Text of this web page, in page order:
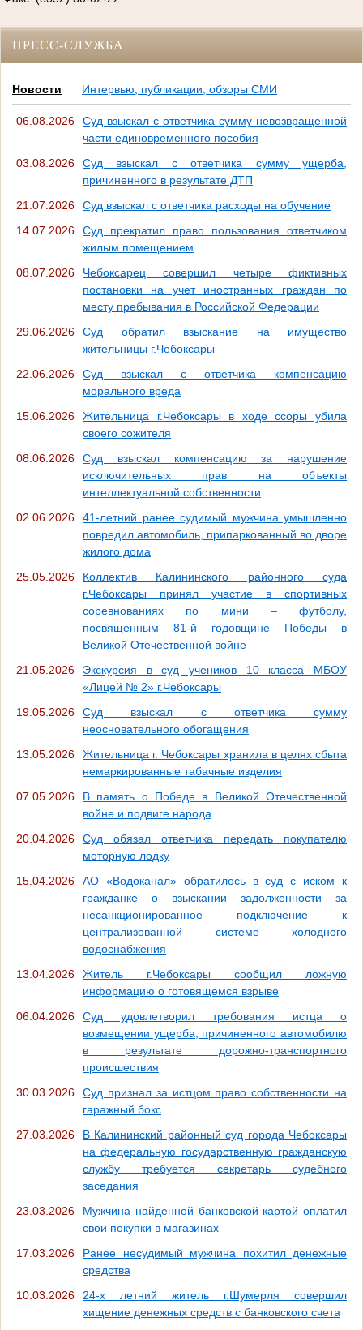
ПРЕСС-СЛУЖБА
Новости Интервью, публикации, обзоры СМИ
06.08.2026
Суд взыскал с ответчика сумму невозвращенной
части единовременного пособия
03.08.2026
Суд взыскал с ответчика сумму ущерба,
причиненного в результате ДТП
21.07.2026
Суд взыскал с ответчика расходы на обучение
14.07.2026
Суд прекратил право пользования ответчиком
жилым помещением
08.07.2026
Чебоксарец совершил четыре фиктивных
постановки на учет иностранных граждан по
месту пребывания в Российской Федерации
29.06.2026
Суд обратил взыскание на имущество
жительницы г.Чебоксары
22.06.2026
Суд взыскал с ответчика компенсацию
морального вреда
15.06.2026
Жительница г.Чебоксары в ходе ссоры убила
своего сожителя
08.06.2026
Суд взыскал компенсацию за нарушение
исключительных прав на объекты
интеллектуальной собственности
02.06.2026
41-летний ранее судимый мужчина умышленно
повредил автомобиль, припаркованный во дворе
жилого дома
25.05.2026
Коллектив Калининского районного суда
г.Чебоксары принял участие в спортивных
соревнованиях по мини – футболу,
посвященным 81-й годовщине Победы в
Великой Отечественной войне
21.05.2026
Экскурсия в суд учеников 10 класса МБОУ
«Лицей № 2» г.Чебоксары
19.05.2026
Суд взыскал с ответчика сумму
неосновательного обогащения
13.05.2026
Жительница г. Чебоксары хранила в целях сбыта
немаркированные табачные изделия
07.05.2026
В память о Победе в Великой Отечественной
войне и подвиге народа
20.04.2026
Суд обязал ответчика передать покупателю
моторную лодку
15.04.2026
АО «Водоканал» обратилось в суд с иском к
гражданке о взыскании задолженности за
несанкционированное подключение к
централизованной системе холодного
водоснабжения
13.04.2026
Житель г.Чебоксары сообщил ложную
информацию о готовящемся взрыве
06.04.2026
Суд удовлетворил требования истца о
возмещении ущерба, причиненного автомобилю
в результате дорожно-транспортного
происшествия
30.03.2026
Суд признал за истцом право собственности на
гаражный бокс
27.03.2026
В Калининский районный суд города Чебоксары
на федеральную государственную гражданскую
службу требуется секретарь судебного
заседания
23.03.2026
Мужчина найденной банковской картой оплатил
свои покупки в магазинах
17.03.2026
Ранее несудимый мужчина похитил денежные
средства
10.03.2026
24-х летний житель г.Шумерля совершил
хищение денежных средств с банковского счета